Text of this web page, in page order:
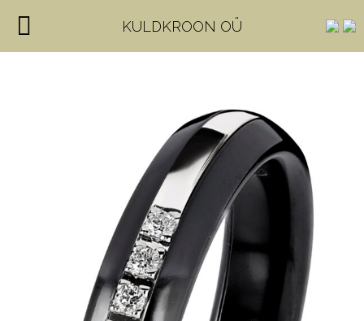
KULDKROON OÜ